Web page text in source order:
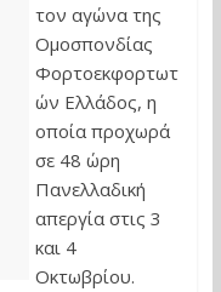
τον αγώνα της
Ομοσπονδίας
Φορτοεκφορτωτ
ών Ελλάδος, η
οποία προχωρά
σε 48 ώρη
Πανελλαδική
απεργία στις 3
και 4
Οκτωβρίου.